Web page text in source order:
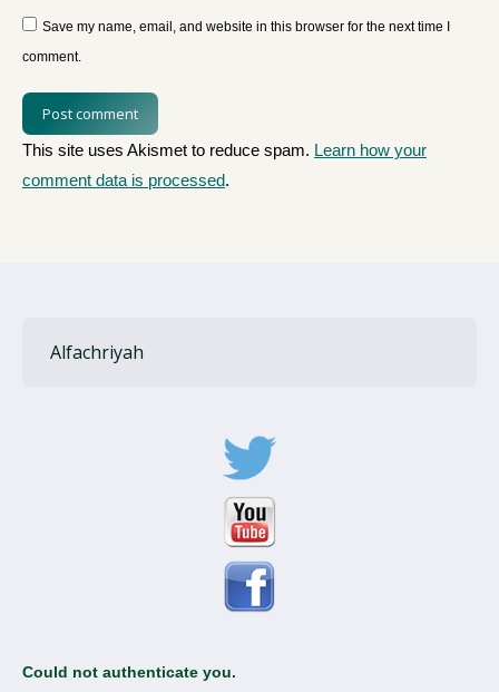
Save my name, email, and website in this browser for the next time I
comment.
Post comment
This site uses Akismet to reduce spam. Learn how your
comment data is processed.
Alfachriyah
Could not authenticate you.